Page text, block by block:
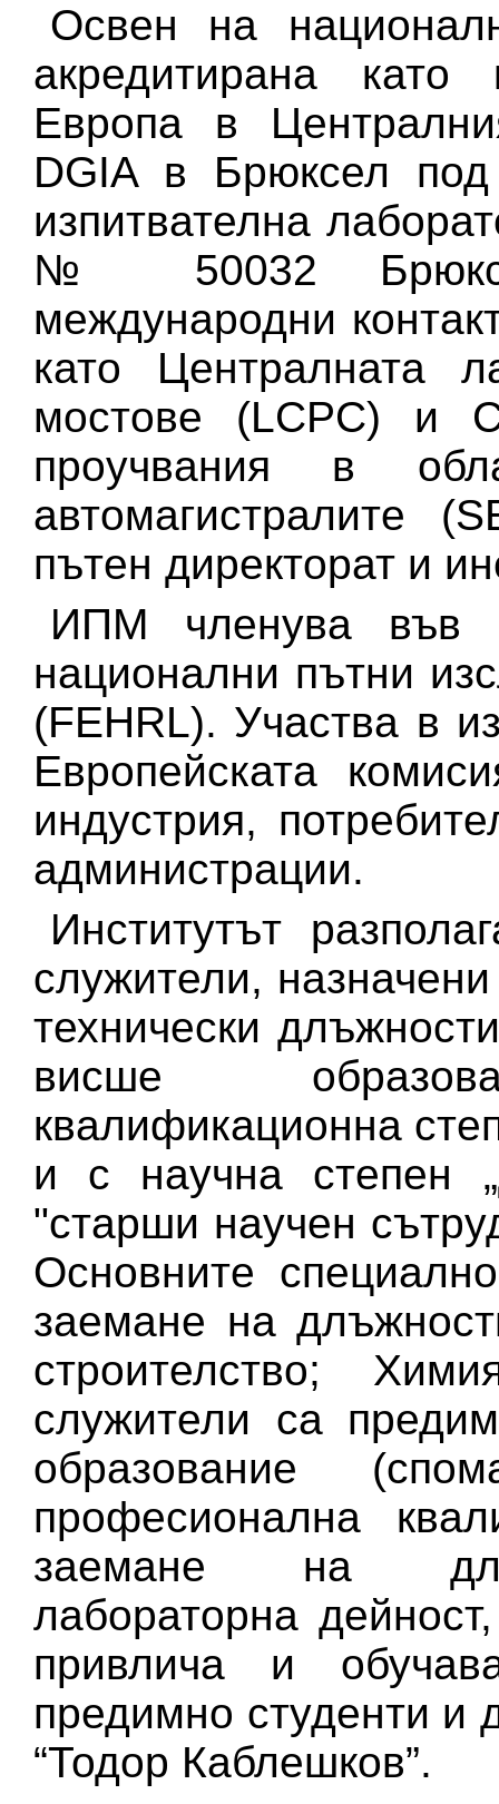
Освен на
акредитирана като
Европа в
DGIA в Брюксел
изпитвателна
№ 50032
международни
като Централната
мостове (LCPC) и
проучвания в
автомагистралите
пътен директорат и
ИПМ членува във
национални пътни
(FEHRL). Участва в
Европейската
индустрия,
администрации.
Институтът
служители,
технически
висше
квалификационна
и с научна степен
"старши научен
Основните
заемане на
строителство;
служители са
образование
професионална
заемане на
лабораторна
привлича и
предимно студенти и
“Тодор Каблешков”.